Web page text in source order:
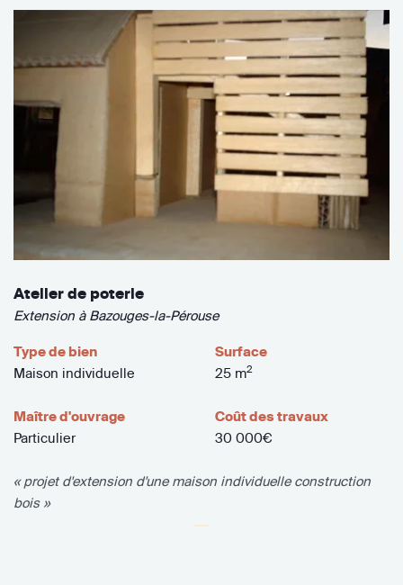
Atelier de poterie
Extension à Bazouges-la-Pérouse
Type de bien
Maison individuelle
Surface
25 m2
Maître d'ouvrage
Particulier
Coût des travaux
30 000€
« projet d'extension d'une maison individuelle construction
bois »